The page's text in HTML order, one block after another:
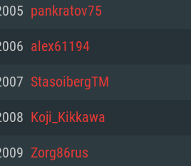
PC
pankratov75
alex61194
StasoibergTM
Koji_Kikkawa
Zorg86rus